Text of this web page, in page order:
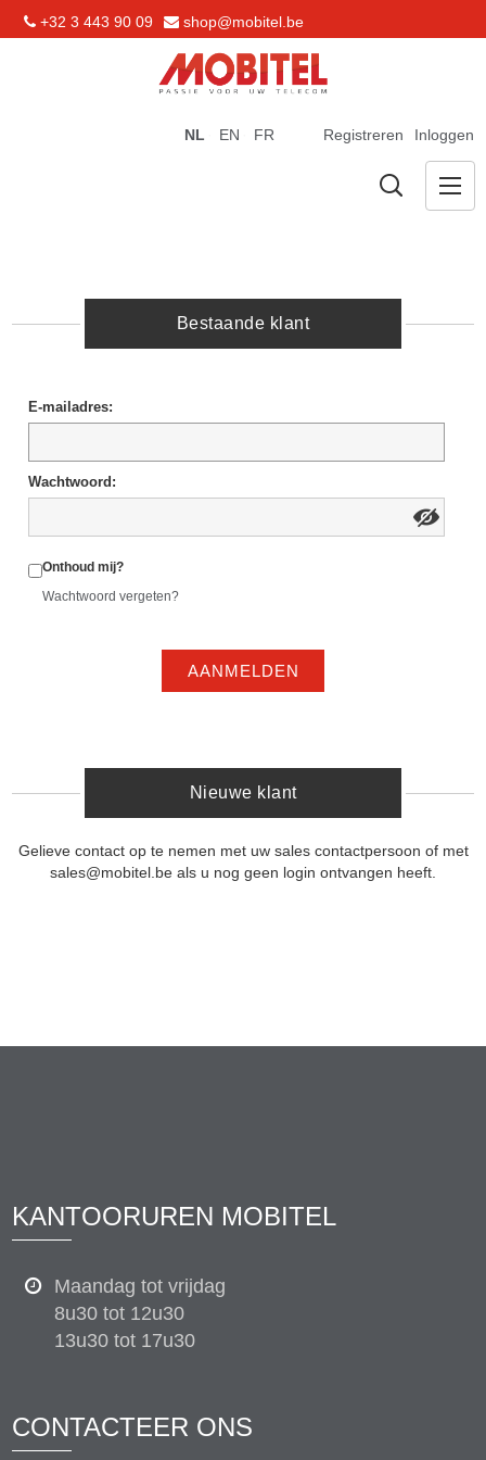
+32 3 443 90 09 shop@mobitel.be
Registreren Inloggen
NL EN FR
Bestaande klant
E-mailadres:
Wachtwoord:
Onthoud mij?
Wachtwoord vergeten?
AANMELDEN
Nieuwe klant
Gelieve contact op te nemen met uw sales contactpersoon of met
sales@mobitel.be als u nog geen login ontvangen heeft.
KANTOORUREN MOBITEL
Maandag tot vrijdag
8u30 tot 12u30
13u30 tot 17u30
CONTACTEER ONS